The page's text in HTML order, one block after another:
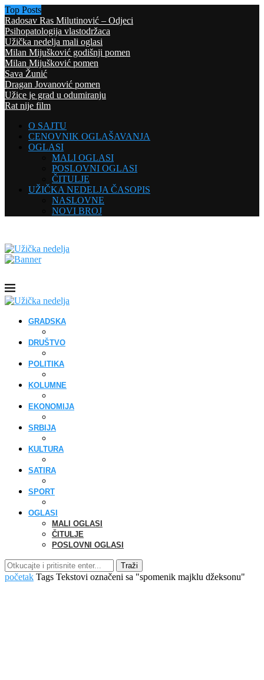
Top Posts
Radosav Ras Milutinović – Odjeci
Psihopatologija vlastodržaca
Užička nedelja mali oglasi
Milan Mijušković godišnji pomen
Milan Mijušković pomen
Sava Žunić
Dragan Jovanović pomen
Užice je grad u odumiranju
Rat nije film
O SAJTU
CENOVNIK OGLAŠAVANJA
OGLASI
MALI OGLASI
POSLOVNI OGLASI
ČITULJE
UŽIČKA NEDELJA ČASOPIS
NASLOVNE
NOVI BROJ
GRADSKA
DRUŠTVO
POLITIKA
KOLUMNE
EKONOMIJA
SRBIJA
KULTURA
SATIRA
SPORT
OGLASI
MALI OGLASI
ČITULJE
POSLOVNI OGLASI
Traži
početak Tags Tekstovi označeni sa "spomenik majklu džeksonu"